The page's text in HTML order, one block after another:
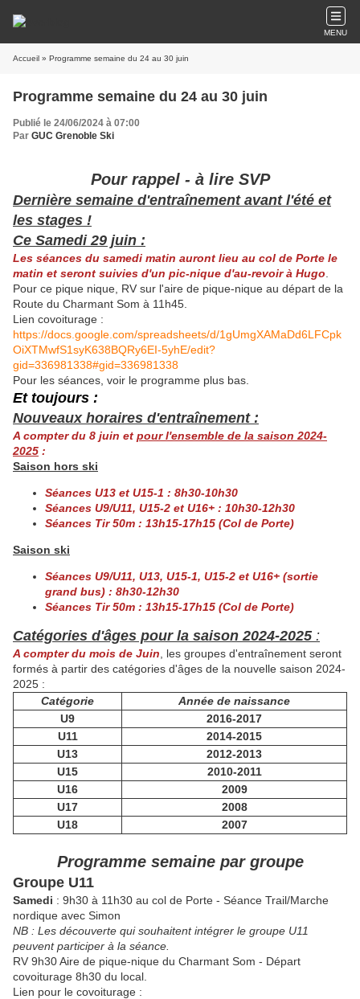
MENU
Accueil » Programme semaine du 24 au 30 juin
Programme semaine du 24 au 30 juin
Publié le 24/06/2024 à 07:00
Par GUC Grenoble Ski
Pour rappel - à lire SVP
Dernière semaine d'entraînement avant l'été et
les stages !
Ce Samedi 29 juin :
Les séances du samedi matin auront lieu au col de Porte le
matin et seront suivies d'un pic-nique d'au-revoir à Hugo
Pour ce pique nique, RV sur l'aire de pique-nique au départ de la
Route du Charmant Som à 11h45.
Lien covoiturage :
https://docs.google.com/spreadsheets/d/1gUmgXAMaDd6LFCpk
OiXTMwfS1syK638BQRy6EI-5yhE/edit?
gid=336981338#gid=336981338
Pour les séances, voir le programme plus bas.
Et toujours :
Nouveaux horaires d'entraînement :
A compter du 8 juin et pour l'ensemble de la saison 2024-
2025 :
Saison hors ski
Séances U13 et U15-1 : 8h30-10h30
Séances U9/U11, U15-2 et U16+ : 10h30-12h30
Séances Tir 50m : 13h15-17h15 (Col de Porte)
Saison ski
Séances U9/U11, U13, U15-1, U15-2 et U16+ (sortie
grand bus) : 8h30-12h30
Séances Tir 50m : 13h15-17h15 (Col de Porte)
Catégories d'âges pour la saison 2024-2025:
A compter du mois de Juin , les groupes d'entraînement seront
formés à partir des catégories d'âges de la nouvelle saison 2024-
2025 :
Catégorie
Année de naissance
U9
2016-2017
U11
2014-2015
U13
2012-2013
U15
2010-2011
U16
2009
U17
2008
U18
2007
Programme semaine par groupe
Groupe U11
Samedi : 9h30 à 11h30 au col de Porte - Séance Trail/Marche
nordique avec Simon
NB : Les découverte qui souhaitent intégrer le groupe U11
peuvent participer à la séance.
RV 9h30 Aire de pique-nique du Charmant Som - Départ
covoiturage 8h30 du local.
Lien pour le covoiturage :